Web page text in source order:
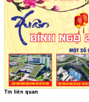
Tin liên quan